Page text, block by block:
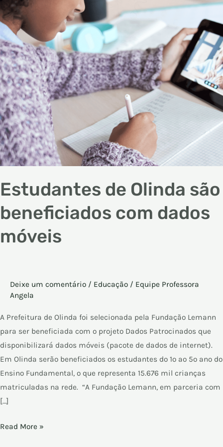
Estudantes de Olinda são
beneficiados com dados
móveis
Deixe um comentário / Educação / Equipe Professora
Angela
A Prefeitura de Olinda foi selecionada pela Fundação Lemann
para ser beneficiada com o projeto Dados Patrocinados que
disponibilizará dados móveis (pacote de dados de internet).
Em Olinda serão beneficiados os estudantes do 1º ao 5º ano do
Ensino Fundamental, o que representa 15.676 mil crianças
matriculadas na rede. “A Fundação Lemann, em parceria com
[…]
beneficiados
com
dados
móveis
Read More »